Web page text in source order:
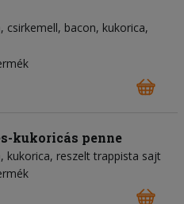
csirkemell bacon kukorica
kukoricás penne
kukorica reszelt trappista sajt